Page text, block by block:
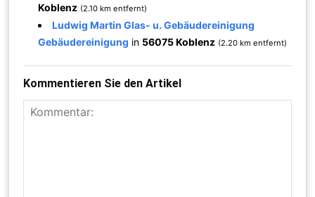
Koblenz (2.10 km entfernt)
Ludwig Martin Glas- u. Gebäudereinigung
Gebäudereinigung in 56075 Koblenz (2.20 km entfernt)
Kommentieren Sie den Artikel